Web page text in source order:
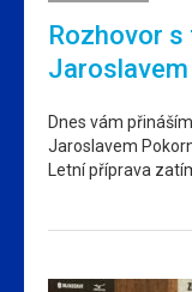
Rozhovor
Dnes vám
Jaroslavem
Letní příprava